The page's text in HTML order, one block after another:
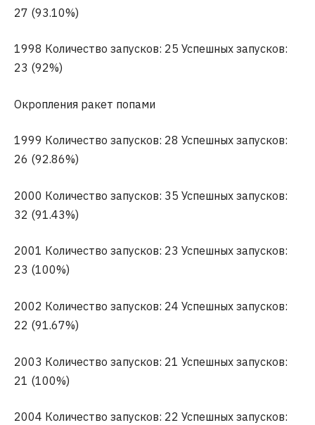
27 (93.10%)
1998 Количество запусков: 25 Успешных запусков:
23 (92%)
Окропления ракет попами
1999 Количество запусков: 28 Успешных запусков:
26 (92.86%)
2000 Количество запусков: 35 Успешных запусков:
32 (91.43%)
2001 Количество запусков: 23 Успешных запусков:
23 (100%)
2002 Количество запусков: 24 Успешных запусков:
22 (91.67%)
2003 Количество запусков: 21 Успешных запусков:
21 (100%)
2004 Количество запусков: 22 Успешных запусков: